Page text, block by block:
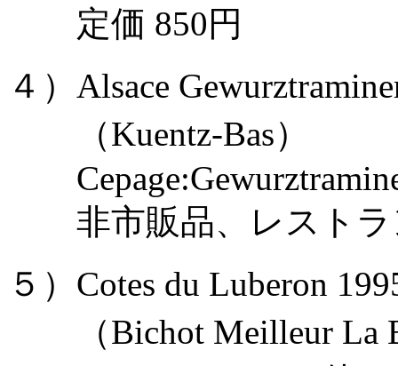
定価 850円
４）Alsace
（Kuentz-Bas）
非市販品、レストラ
５）Cotes du Luberon
（Bichot Meilleur La